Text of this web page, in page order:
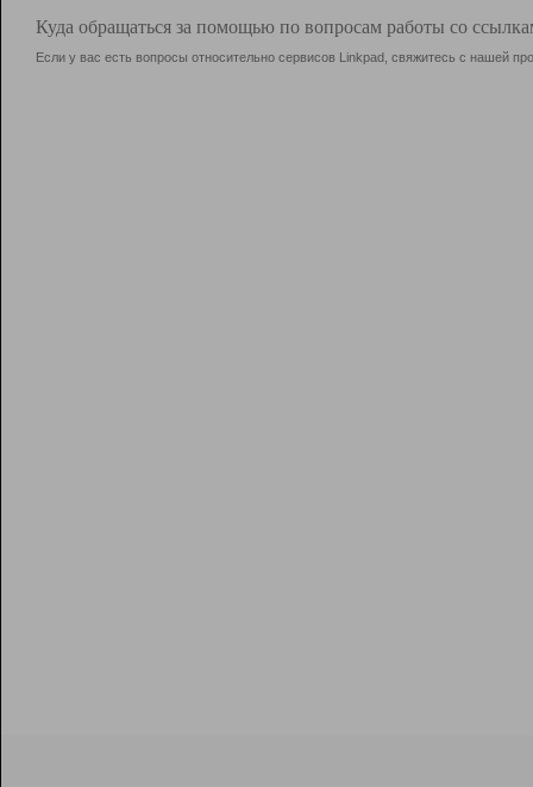
Куда обращаться за помощью по вопросам работы со
Если у вас есть вопросы относительно сервисов Linkpad, свяжитесь с нашей